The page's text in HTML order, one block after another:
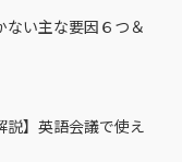
ない主な要因６つ＆
説】英語会議で使え